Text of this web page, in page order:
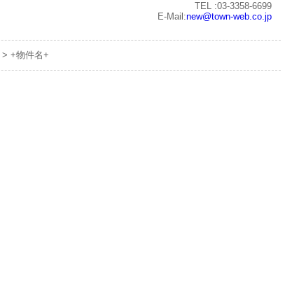
TEL :03-3358-6699
E-Mail:new@town-web.co.jp
> +物件名+